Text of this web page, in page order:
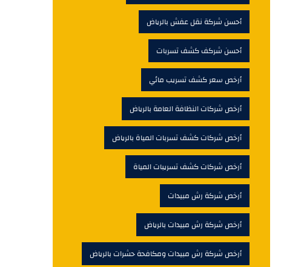
أحسن شركة نقل عفش بالرياض
أحسن شركف كشف تسربات
أرخص سعر كشف تسريب مائي
أرخص شركات النظافة العامة بالرياض
أرخص شركات كشف تسربات المياة بالرياض
أرخص شركات كشف تسريبات المياة
أرخص شركة رش مبيدات
أرخص شركة رش مبيدات بالرياض
أرخص شركة رش مبيدات ومكافحة حشرات بالرياض